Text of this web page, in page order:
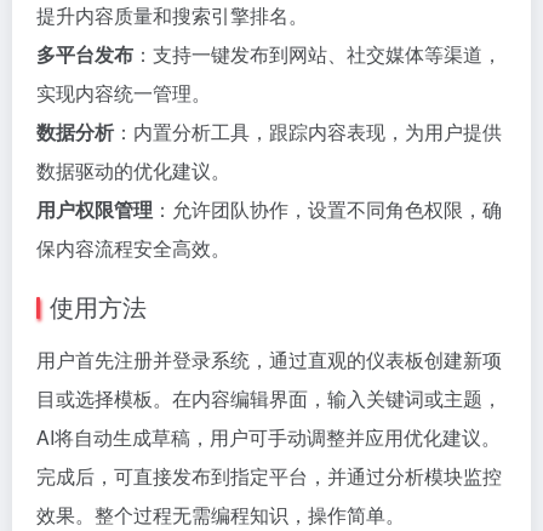
提升内容质量和搜索引擎排名。
多平台发布 ：支持一键发布到网站、社交媒体等渠道，
实现内容统一管理。
数据分析 ：内置分析工具，跟踪内容表现，为用户提供
数据驱动的优化建议。
用户权限管理 ：允许团队协作，设置不同角色权限，确
保内容流程安全高效。
使用方法
用户首先注册并登录系统，通过直观的仪表板创建新项
目或选择模板。在内容编辑界面，输入关键词或主题，
AI将自动生成草稿，用户可手动调整并应用优化建议。
完成后，可直接发布到指定平台，并通过分析模块监控
效果。整个过程无需编程知识，操作简单。